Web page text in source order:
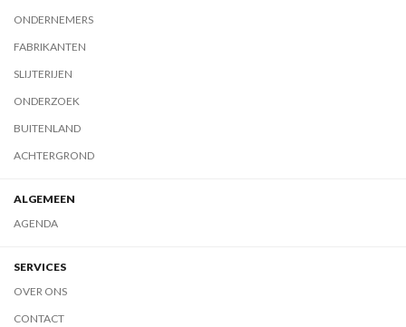
ONDERNEMERS
FABRIKANTEN
SLIJTERIJEN
ONDERZOEK
BUITENLAND
ACHTERGROND
ALGEMEEN
AGENDA
SERVICES
OVER ONS
CONTACT